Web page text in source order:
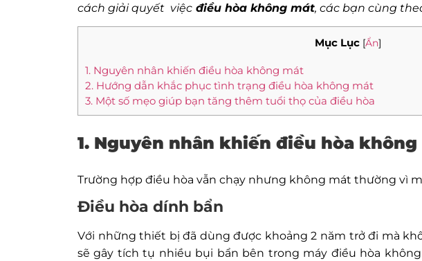
cách giải quyết việc điều hòa không mát, các bạn cùng
Mục Lục [Ẩn]
1. Nguyên nhân khiến điều hòa không mát
2. Hướng dẫn khắc phục tình trạng điều hòa không mát
3. Một số mẹo giúp bạn tăng thêm tuổi thọ của điều hòa
1. Nguyên nhân khiến điều hòa
Trường hợp điều hòa vẫn chạy nhưng không mát thường vì
Điều hòa dính bẩn
Với những thiết bị đã dùng được khoảng 2 năm trở đi mà
sẽ gây tích tụ nhiều bụi bẩn bên trong máy điều hòa